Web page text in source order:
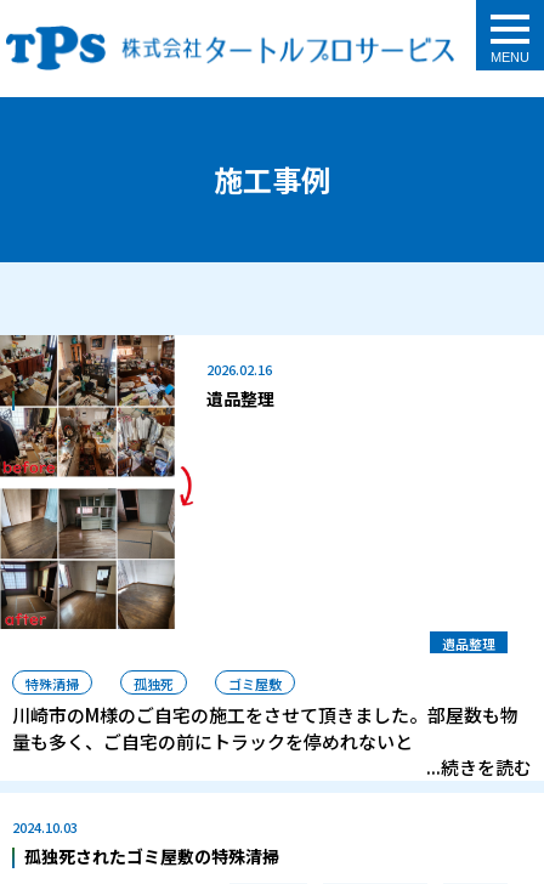
施工事例
2026.02.16
遺品整理
遺品整理
特殊清掃 孤独死 ゴミ屋敷
川崎市のM様のご自宅の施工をさせて頂きました。部屋数も物
量も多く、ご自宅の前にトラックを停めれないと
...続きを読む
2024.10.03
孤独死されたゴミ屋敷の特殊清掃